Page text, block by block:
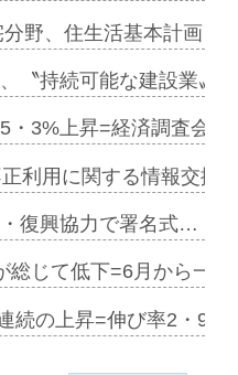
野、住生活基本計画を
〝持続可能な建設業〟
・3%上昇=経済調査会
利用に関する情報交換
復興協力で署名式…
総じて低下=6月から一
続の上昇=伸び率2・